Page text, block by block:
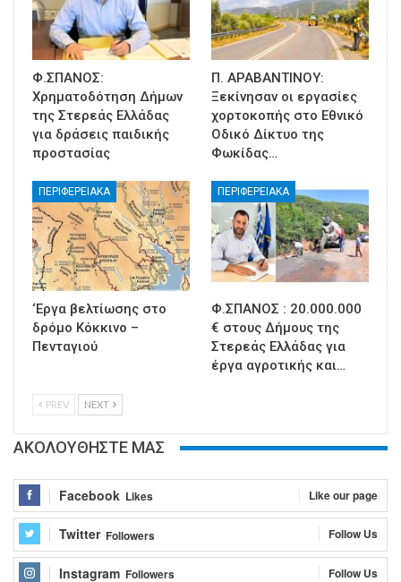
Φ.ΣΠΑΝΟΣ:
Χρηματοδότηση Δήμων
της Στερεάς Ελλάδας
για δράσεις παιδικής
προστασίας
Π. ΑΡΑΒΑΝΤΙΝΟΥ:
Ξεκίνησαν οι εργασίες
χορτοκοπής στο Εθνικό
Οδικό Δίκτυο της
Φωκίδας…
ΠΕΡΙΦΕΡΕΙΑΚΑ
‘Εργα βελτίωσης στο
δρόμο Κόκκινο –
Πενταγιού
ΠΕΡΙΦΕΡΕΙΑΚΑ
Φ.ΣΠΑΝΟΣ : 20.000.000
€ στους Δήμους της
Στερεάς Ελλάδας για
έργα αγροτικής και…
PREV NEXT
ΑΚΟΛΟΥΘΗΣΤΕ ΜΑΣ
Facebook Likes Like our page
Twitter Followers Follow Us
Instagram Followers Follow Us